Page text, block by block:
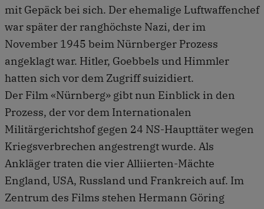
mit Gepäck bei sich. Der ehemalige Luftwaffenchef
war später der ranghöchste Nazi, der im
November 1945 beim Nürnberger Prozess
angeklagt war. Hitler, Goebbels und Himmler
hatten sich vor dem Zugriff suizidiert.
Der Film «Nürnberg» gibt nun Einblick in den
Prozess, der vor dem Internationalen
Militärgerichtshof gegen 24 NS-Haupttäter wegen
Kriegsverbrechen angestrengt wurde. Als
Ankläger traten die vier Alliierten-Mächte
England, USA, Russland und Frankreich auf. Im
Zentrum des Films stehen Hermann Göring